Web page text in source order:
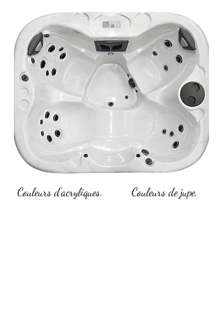
Couleurs d'acryliques. Couleurs de jupe.